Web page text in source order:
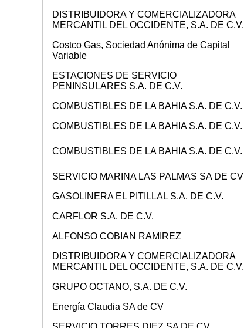
DISTRIBUIDORA Y COMERCIALIZADORA
MERCANTIL DEL OCCIDENTE, S.A. DE C.V.
Costco Gas, Sociedad Anónima de Capital
Variable
ESTACIONES DE SERVICIO
PENINSULARES S.A. DE C.V.
COMBUSTIBLES DE LA BAHIA S.A. DE C.V.
COMBUSTIBLES DE LA BAHIA S.A. DE C.V.
COMBUSTIBLES DE LA BAHIA S.A. DE C.V.
SERVICIO MARINA LAS PALMAS SA DE CV
GASOLINERA EL PITILLAL S.A. DE C.V.
CARFLOR S.A. DE C.V.
ALFONSO COBIAN RAMIREZ
DISTRIBUIDORA Y COMERCIALIZADORA
MERCANTIL DEL OCCIDENTE, S.A. DE C.V.
GRUPO OCTANO, S.A. DE C.V.
Energía Claudia SA de CV